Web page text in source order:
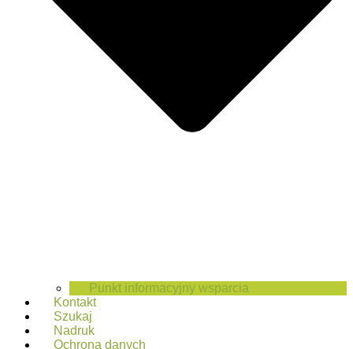
Punkt informacyjny wsparcia
Kontakt
Szukaj
Nadruk
Ochrona danych